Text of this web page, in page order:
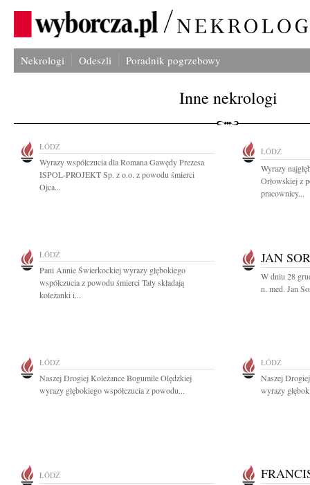
Nekrologi Odeszli Poradnik pogrzebowy
Inne nekrologi
ŁÓDŹ
Wyrazy współczucia dla Romana Gawędy Prezesa
ISPOL-PROJEKT Sp. z o.o. z powodu śmierci
Ojca...
ŁÓDŹ
Wyrazy
Orłowskiej z
pracownicy...
ŁÓDŹ
Pani Annie Świerkockiej wyrazy głębokiego
współczucia z powodu śmierci Taty składają
koleżanki i...
JAN
W dniu 28
n. med. Jan
ŁÓDŹ
Naszej Drogiej Koleżance Bogumile Olędzkiej
wyrazy głębokiego współczucia z powodu...
ŁÓDŹ
Naszej
wyrazy
ŁÓDŹ